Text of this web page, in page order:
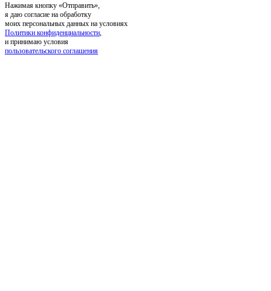
Нажимая кнопку «Отправить»,
я даю согласие на обработку
моих персональных данных на условиях
Политики конфиденциальности
и принимаю условия
пользовательского соглашения